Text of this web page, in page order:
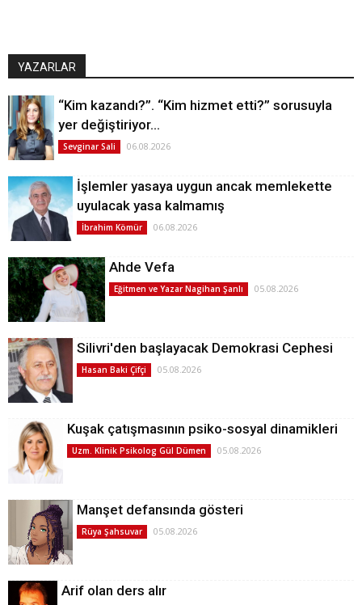
YAZARLAR
“Kim kazandı?”. “Kim hizmet etti?” sorusuyla
yer değiştiriyor…
Sevginar Sali 06.08.2026
İşlemler yasaya uygun ancak memlekette
uyulacak yasa kalmamış
İbrahim Kömür 06.08.2026
Ahde Vefa
Eğitmen ve Yazar Nagihan Şanlı 05.08.2026
Silivri'den başlayacak Demokrasi Cephesi
Hasan Baki Çifçi 05.08.2026
Kuşak çatışmasının psiko-sosyal dinamikleri
Uzm. Klinik Psikolog Gül Dümen 05.08.2026
Manşet defansında gösteri
Rüya Şahsuvar 05.08.2026
Arif olan ders alır